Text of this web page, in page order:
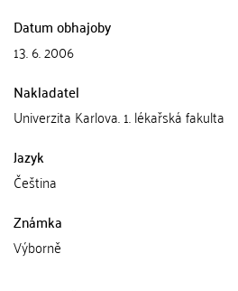
Datum obhajoby
13. 6. 2006
Nakladatel
Univerzita Karlova. 1. lékařská fakulta
Jazyk
Čeština
Známka
Výborně